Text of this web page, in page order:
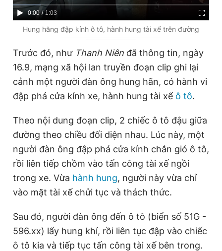
C
u
r
e
n
i
m
e
0:00 / D
u
a
t
i
n
1:03
Hung hăng đập kính ô tô, hành hung tài xế trên đường
Trước đó, như Thanh Niên đã thông tin, ngày
16.9, mạng xã hội lan truyền đoạn clip ghi lại
cảnh một người đàn ông hung hãn, có hành vi
đập phá cửa kính xe, hành hung tài xế ô tô.
Theo nội dung đoạn clip, 2 chiếc ô tô đậu giữa
đường theo chiều đối diện nhau. Lúc này, một
người đàn ông đập phá cửa kính chắn gió ô tô,
rồi liên tiếp chồm vào tấn công tài xế ngồi
trong xe. Vừa hành hung, người này vừa chỉ
vào mặt tài xế chửi tục và thách thức.
Sau đó, người đàn ông đến ô tô (biển số 51G -
596.xx) lấy hung khí, rồi liên tục đập vào chiếc
ô tô kia và tiếp tục tấn công tài xế bên trong.